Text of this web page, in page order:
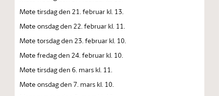
Møte tirsdag den 21. februar kl. 13.
Møte onsdag den 22. februar kl. 11.
Møte torsdag den 23. februar kl. 10.
Møte fredag den 24. februar kl. 10.
Møte tirsdag den 6. mars kl. 11.
Møte onsdag den 7. mars kl. 10.